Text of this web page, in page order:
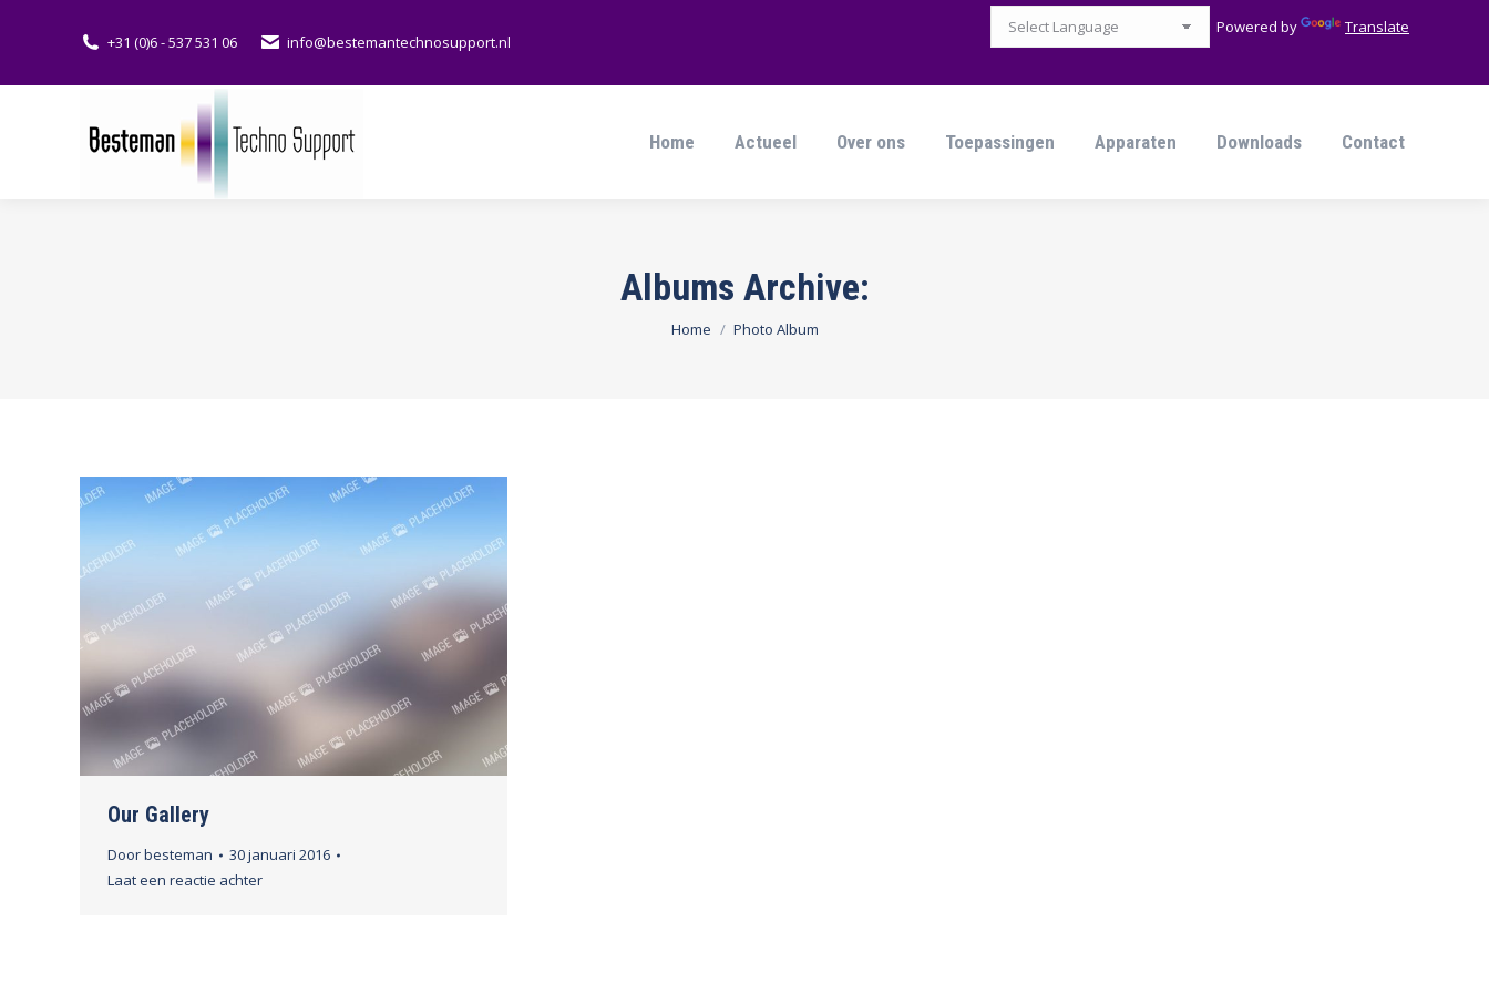
+31 (0)6 - 537 531 06 info@bestemantechnosupport.nl
Powered by Translate
Home Actueel Over ons Toepassingen Apparaten Downloads Contact
Albums Archive:
Je bent hier:
Home Photo Album
Our Gallery
Doorbesteman
30 januari 2016
Laat een reactie achter